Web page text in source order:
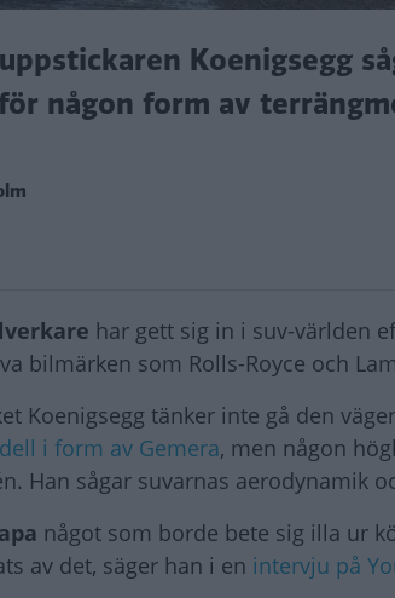
Koenigsegg
någon form av
har gett sig in i suv-världen
bilmärken som Rolls-Royce och
Koenigsegg tänker inte gå den
i form av Gemera, men någon
Han sågar suvarnas aerodynamik
något som borde bete sig illa ur
av det, säger han i en intervju på